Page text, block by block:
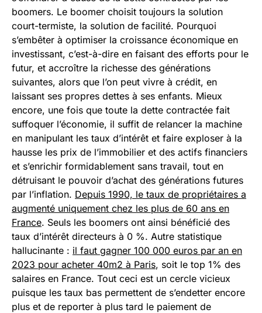
boomers. Le boomer choisit toujours la solution
court-termiste, la solution de facilité. Pourquoi
s’embêter à optimiser la croissance économique en
investissant, c’est-à-dire en faisant des efforts pour le
futur, et accroître la richesse des générations
suivantes, alors que l’on peut vivre à crédit, en
laissant ses propres dettes à ses enfants. Mieux
encore, une fois que toute la dette contractée fait
suffoquer l’économie, il suffit de relancer la machine
en manipulant les taux d’intérêt et faire exploser à la
hausse les prix de l’immobilier et des actifs financiers
et s’enrichir formidablement sans travail, tout en
détruisant le pouvoir d’achat des générations futures
par l’inflation. Depuis 1990, le taux de propriétaires a
augmenté uniquement chez les plus de 60 ans en
France. Seuls les boomers ont ainsi bénéficié des
taux d’intérêt directeurs à 0 %. Autre statistique
hallucinante : il faut gagner 100 000 euros par an en
2023 pour acheter 40m2 à Paris, soit le top 1% des
salaires en France. Tout ceci est un cercle vicieux
puisque les taux bas permettent de s’endetter encore
plus et de reporter à plus tard le paiement de